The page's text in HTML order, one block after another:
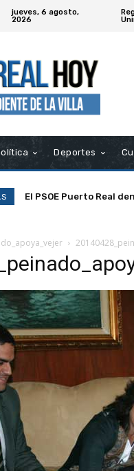
jueves, 6 agosto,
2026
Deportes
El PSOE Puerto Real